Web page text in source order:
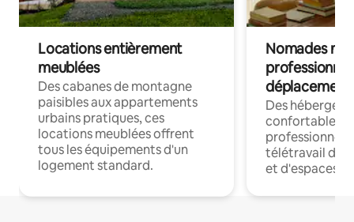
Locations entièrement
meublées
Des cabanes de montagne
paisibles aux appartements
urbains pratiques, ces
locations meublées offrent
tous les équipements d'un
logement standard.
Nomades
déplacement
Des
confortables
professionnels
télétravail
et d'espaces